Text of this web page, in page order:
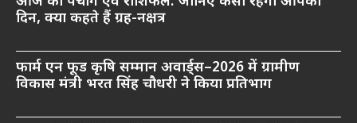
दिन, क्या कहते हैं ग्रह-नक्षत्र
फार्म एन फूड कृषि सम्मान अवार्ड्स–2026 में ग्रामीण
विकास मंत्री भरत सिंह चौधरी ने किया प्रतिभाग